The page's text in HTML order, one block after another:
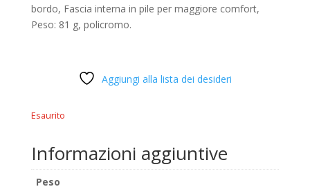
bordo, Fascia interna in pile per maggiore comfort,
Peso: 81 g, policromo.
Aggiungi alla lista dei desideri
Esaurito
Informazioni aggiuntive
Peso